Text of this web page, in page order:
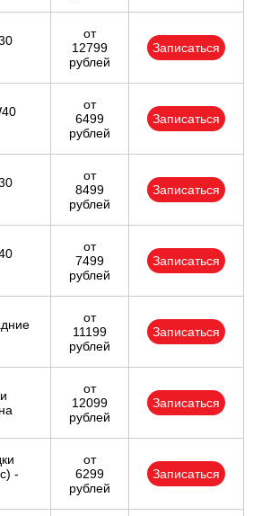
от
12799
рублей
Записаться
от
6499
рублей
Записаться
от
8499
рублей
Записаться
от
7499
рублей
Записаться
от
11199
рублей
Записаться
от
12099
рублей
Записаться
-
от
6299
рублей
Записаться